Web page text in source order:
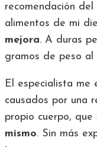
recomendación
alimentos de mi
mejora. A duras
gramos de peso al
El especialista me
causados por una
propio cuerpo, que
mismo. Sin más